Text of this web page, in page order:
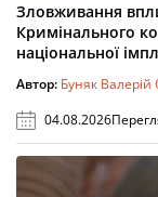
Зловживання
Кримінального
національної
Автор: Буняк Валерій
04.08.2026